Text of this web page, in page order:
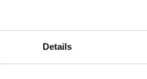
interieur dat bij u past?
te helpen om het
vorm te geven. Samen
voorkeuren